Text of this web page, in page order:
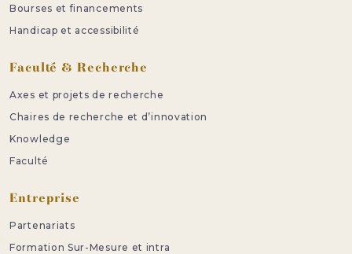
Bourses et financements
Handicap et accessibilité
Faculté & Recherche
Axes et projets de recherche
Chaires de recherche et d’innovation
Knowledge
Faculté
Entreprise
Partenariats
Formation Sur-Mesure et intra